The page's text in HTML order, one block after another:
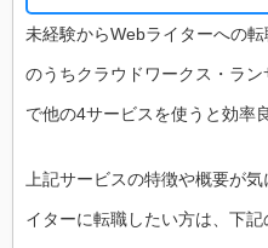
未経験からWebライターへの
のうちクラウドワークス・ラ
で他の4サービスを使うと効率
上記サービスの特徴や概要が
イターに転職したい方は、下